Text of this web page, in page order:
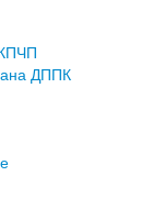
ДППК